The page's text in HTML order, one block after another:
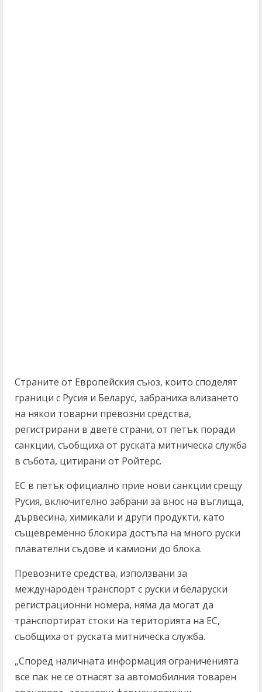
Страните от Европейския съюз, които споделят
граници с Русия и Беларус, забраниха влизането
на някои товарни превозни средства,
регистрирани в двете страни, от петък поради
санкции, съобщиха от руската митническа служба
в събота, цитирани от Ройтерс.
ЕС в петък официално прие нови санкции срещу
Русия, включително забрани за внос на въглища,
дървесина, химикали и други продукти, като
същевременно блокира достъпа на много руски
плавателни съдове и камиони до блока.
Превозните средства, използвани за
международен транспорт с руски и беларуски
регистрационни номера, няма да могат да
транспортират стоки на територията на ЕС,
съобщиха от руската митническа служба.
„Според наличната информация ограниченията
все пак не се отнасят за автомобилния товарен